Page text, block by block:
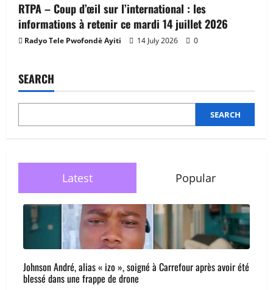
RTPA – Coup d’œil sur l’international : les
informations à retenir ce mardi 14 juillet 2026
Radyo Tele Pwofondè Ayiti 14 July 2026 0
SEARCH
SEARCH
Latest Popular
Johnson André, alias « izo », soigné à Carrefour après avoir été
blessé dans une frappe de drone